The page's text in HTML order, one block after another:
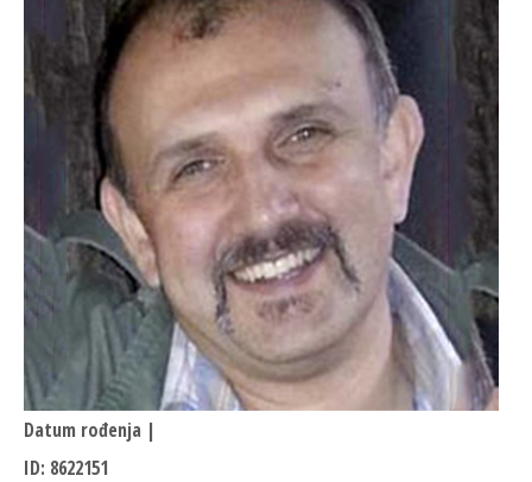
Datum rođenja |
ID: 8622151